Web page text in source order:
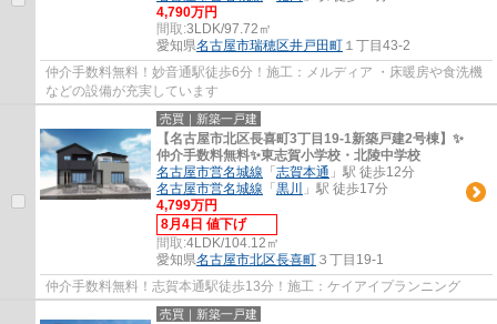
4,790万円
間取:3LDK/97.72㎡
愛知県名古屋市瑞穂区井戸田町 １丁目43-2
仲介手数料無料！妙音通駅徒歩6分！施工：メルディア ・床暖房や食洗機
などの設備が充実しています
売買｜新築一戸建
【名古屋市北区長喜町3丁目19-1新築戸建2号棟】✨️
仲介手数料無料✨️東志賀小学校・北陵中学校
名古屋市営名城線 「 志賀本通 」駅 徒歩12分
名古屋市営名城線 「 黒川
」駅 徒歩17分
4,799万円
8月4日 値下げ
間取:4LDK/104.12㎡
愛知県名古屋市北区長喜町 ３丁目19-1
仲介手数料無料！志賀本通駅徒歩13分！施工：ケイアイプランニング
売買｜新築一戸建